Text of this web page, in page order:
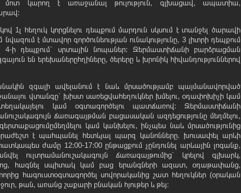
մոտ կարող է առաջանալ թուլություն, գլխացավ, ապատիա,
1լ հեղուկ կորցնելու դեպքում մարդուն սկսում է տանջել ծարավի
է մտավոր գործունեության ունակությունը, 3 լիտրի դեպքում
4-ի դեպքում` սրտային նոպաներ: Ջերմաստիճանի բարձրացման
են երեխաներըհղիները, ծերերը և խրոնիկ հիվանդություններով
զգալի ավելանում է նաև մրսածությամբ պայմանավորված
վտանգը` խիստ սառեցվահեղուկներ խմելու, օդափոխիչի կամ
կամ օգտագործելու պատճառով: Ջերմաստիճանի
ճառագայթման բացասական ազդեցությունը մեղմելու,
կամ կանխելու, ինչպես նաև մրսածությունից
է պահպանել հետևյալ պարզ կանոնները. խուսափել արևի
ժամը 12:00-17:00 ընթացքում չընդունել արևային լոգանք,
ուլտրամանուշակագույն ճառագայթումից` կրելով գլխարկ,
հագնել սպիտակ կամ բաց երանգների ազատ, օդաթափանց,
հագուստօգտագործել սովորականից շատ հեղուկներ (օրական
թան, առանց շաքարի բնական հյութեր և թեյ։